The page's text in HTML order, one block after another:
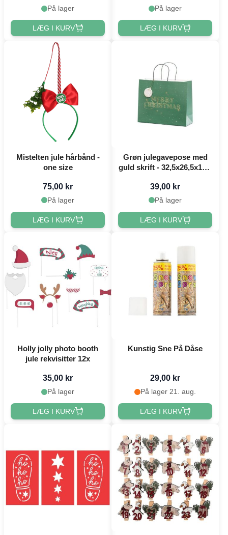
På lager
LÆG I KURV
På lager
LÆG I KURV
Mistelten jule hårbånd -
one size
75,00 kr
På lager
LÆG I KURV
Grøn julegavepose med
guld skrift - 32,5x26,5x11,5
39,00 kr
På lager
LÆG I KURV
Holly jolly photo booth
jule rekvisitter 12x
35,00 kr
På lager
LÆG I KURV
Kunstig Sne På Dåse
29,00 kr
På lager 21. aug.
LÆG I KURV